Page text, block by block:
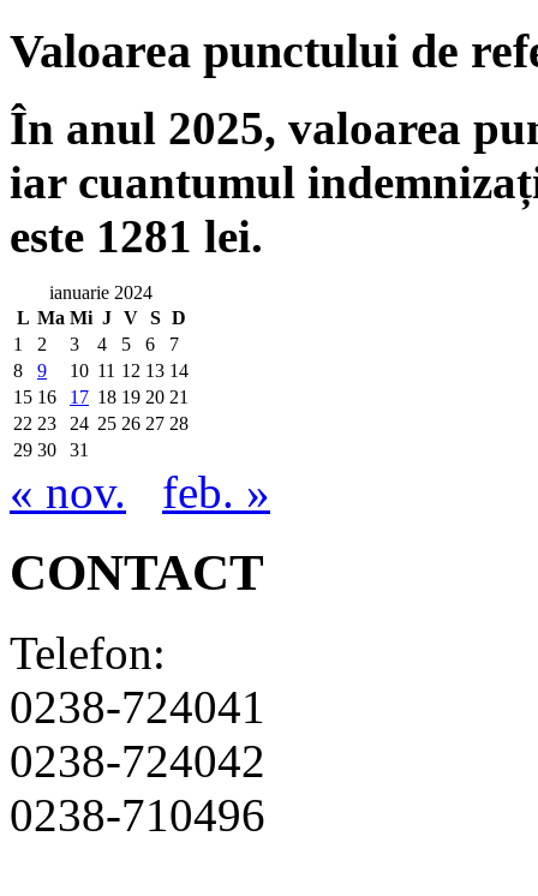
Valoarea punctului de
În anul 2025, valoarea
iar cuantumul
este 1281 lei.
ianuarie 2024
L Ma Mi J V S D
1
2 3 4 5 6
7
8
9 10 11 12 13 14
15 16 17 18 19 20 21
22 23 24 25 26 27 28
29 30 31
« nov. feb. »
CONTACT
Telefon:
0238-724041
0238-724042
0238-710496